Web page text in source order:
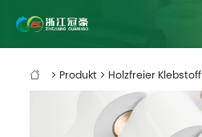
 Produkt Holzfreier Klebstoff